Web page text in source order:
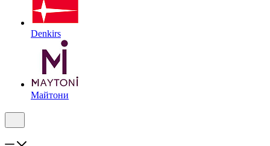
Denkirs
Майтони